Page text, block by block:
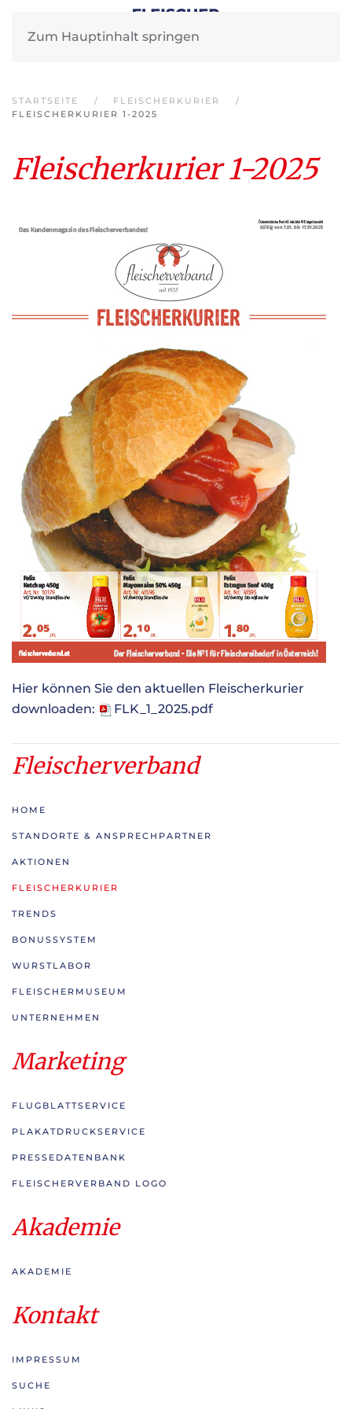
Zum Hauptinhalt springen
STARTSEITE
FLEISCHERKURIER
FLEISCHERKURIER 1-2025
Fleischerkurier 1-2025
Hier können Sie den aktuellen Fleischerkurier
downloaden:
FLK_1_2025.pdf
Fleischerverband
HOME
STANDORTE & ANSPRECHPARTNER
AKTIONEN
FLEISCHERKURIER
TRENDS
BONUSSYSTEM
WURSTLABOR
FLEISCHERMUSEUM
UNTERNEHMEN
Marketing
FLUGBLATTSERVICE
PLAKATDRUCKSERVICE
PRESSEDATENBANK
FLEISCHERVERBAND LOGO
Akademie
AKADEMIE
Kontakt
IMPRESSUM
SUCHE